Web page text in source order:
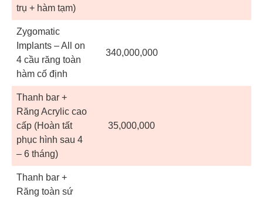
trụ + hàm tạm)
Zygomatic
Implants – All on
4 cầu răng toàn
hàm cố định
340,000,000
Thanh bar +
Răng Acrylic cao
cấp (Hoàn tất
phục hình sau 4
– 6 tháng)
35,000,000
Thanh bar +
Răng toàn sứ